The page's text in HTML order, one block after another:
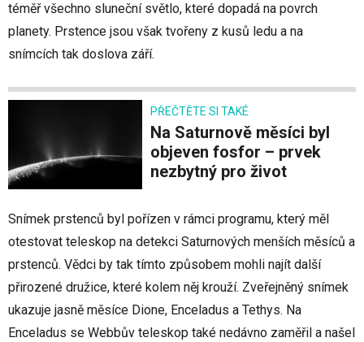
téměř všechno sluneční světlo, které dopadá na povrch
planety. Prstence jsou však tvořeny z kusů ledu a na
snímcích tak doslova září.
PŘEČTĚTE SI TAKÉ
Na Saturnově měsíci byl
objeven fosfor – prvek
nezbytný pro život
Snímek prstenců byl pořízen v rámci programu, který měl
otestovat teleskop na detekci Saturnových menších měsíců a
prstenců. Vědci by tak tímto způsobem mohli najít další
přirozené družice, které kolem něj krouží. Zveřejněný snímek
ukazuje jasně měsíce Dione, Enceladus a Tethys. Na
Enceladus se Webbův teleskop také nedávno zaměřil a našel